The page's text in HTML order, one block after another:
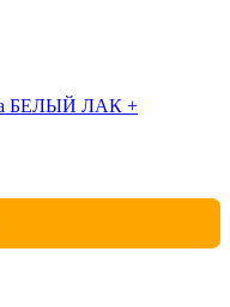
БЕЛЫЙ ЛАК +